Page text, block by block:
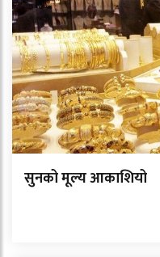
सुनको मूल्य आकाशियो